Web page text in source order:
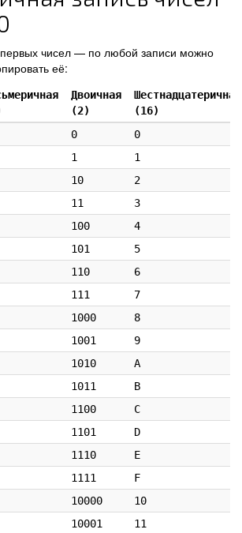
чисел — по любой записи можно
её:
Двоичная
(2)
Шестнадцатеричная
(16)
0
0
1
1
10
2
11
3
100
4
101
5
110
6
111
7
1000
8
1001
9
1010
A
1011
B
1100
C
1101
D
1110
E
1111
F
10000
10
10001
11